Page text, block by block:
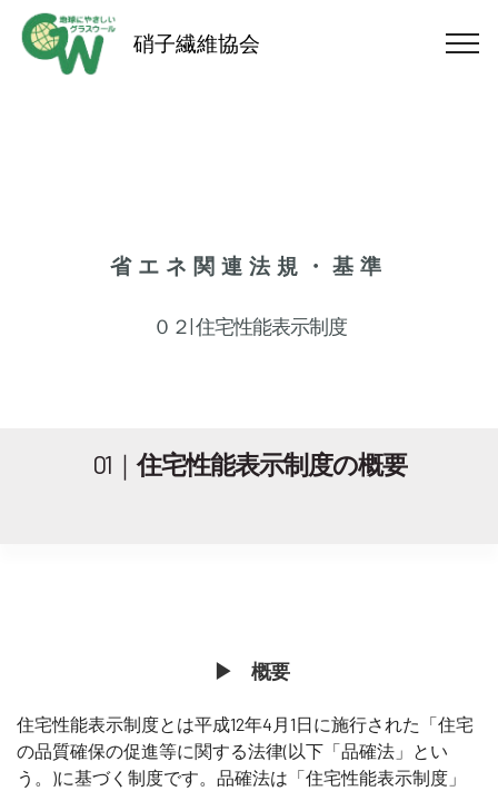
硝子繊維協会
省エネ関連法規・基準
０２| 住宅性能表示制度
01｜住宅性能表示制度の概要
▶︎ 概要
住宅性能表示制度とは平成12年4月1日に施行された「住宅
の品質確保の促進等に関する法律(以下「品確法」とい
う。)に基づく制度です。品確法は「住宅性能表示制度」